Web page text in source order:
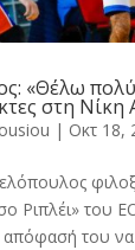
«Θέλω
στη Νίκη
| Οκτ 18,
Ριπλέι» του
απόφασή του να